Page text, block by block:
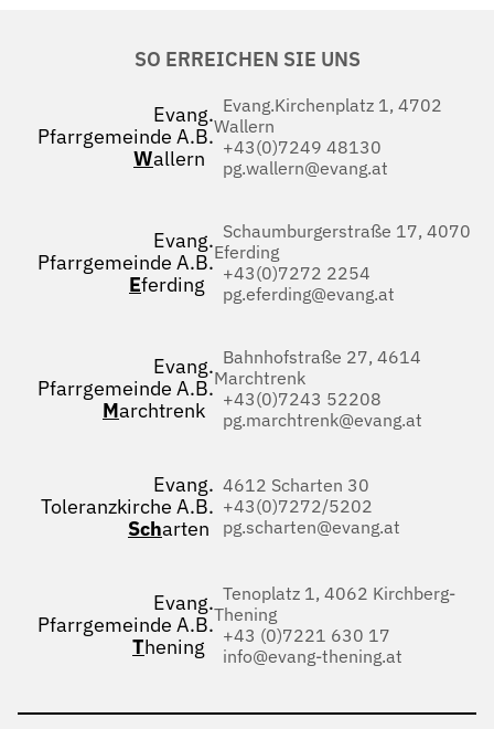
SO ERREICHEN SIE UNS
Evang.
Pfarrgemeinde A.B.
Wallern
Evang.Kirchenplatz 1, 4702
Wallern
+43(0)7249 48130
pg.wallern@evang.at
Evang.
Pfarrgemeinde A.B.
Eferding
Schaumburgerstraße 17, 4070
Eferding
+43(0)7272 2254
pg.eferding@evang.at
Evang.
Pfarrgemeinde A.B.
Marchtrenk
Bahnhofstraße 27, 4614
Marchtrenk
+43(0)7243 52208
pg.marchtrenk@evang.at
Evang.
Toleranzkirche A.B.
Scharten
4612 Scharten 30
+43(0)7272/5202
pg.scharten@evang.at
Evang.
Pfarrgemeinde A.B.
Thening
Tenoplatz 1, 4062 Kirchberg-
Thening
+43 (0)7221 630 17
info@evang-thening.at